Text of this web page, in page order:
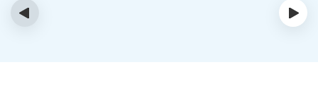
‹ ›